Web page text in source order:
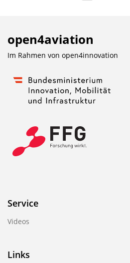
open4aviation
Im Rahmen von open4innovation
Service
Videos
Links